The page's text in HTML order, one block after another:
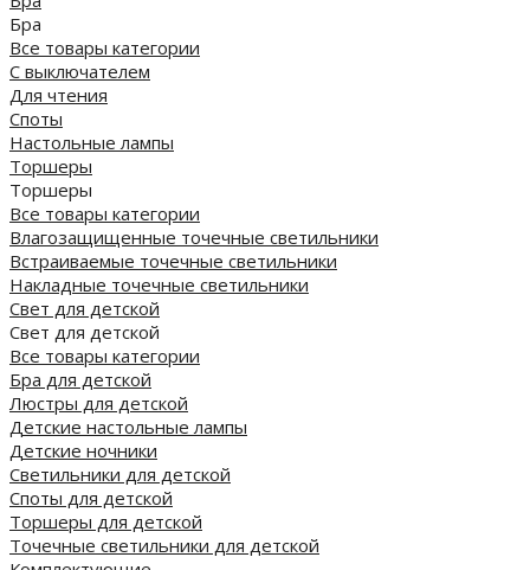
Бра
Все товары категории
С выключателем
Для чтения
Споты
Настольные лампы
Торшеры
Торшеры
Все товары категории
Влагозащищенные точечные светильники
Встраиваемые точечные светильники
Накладные точечные светильники
Свет для детской
Свет для детской
Все товары категории
Бра для детской
Люстры для детской
Детские настольные лампы
Детские ночники
Светильники для детской
Споты для детской
Торшеры для детской
Точечные светильники для детской